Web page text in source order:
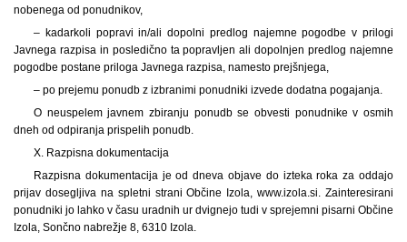
nobenega od ponudnikov,
– kadarkoli popravi in/ali dopolni predlog najemne pogodbe v prilogi
Javnega razpisa in posledično ta popravljen ali dopolnjen predlog najemne
pogodbe postane priloga Javnega razpisa, namesto prejšnjega,
– po prejemu ponudb z izbranimi ponudniki izvede dodatna pogajanja.
O neuspelem javnem zbiranju ponudb se obvesti ponudnike v osmih
dneh od odpiranja prispelih ponudb.
X. Razpisna dokumentacija
Razpisna dokumentacija je od dneva objave do izteka roka za oddajo
prijav dosegljiva na spletni strani Občine Izola, www.izola.si. Zainteresirani
ponudniki jo lahko v času uradnih ur dvignejo tudi v sprejemni pisarni Občine
Izola, Sončno nabrežje 8, 6310 Izola.